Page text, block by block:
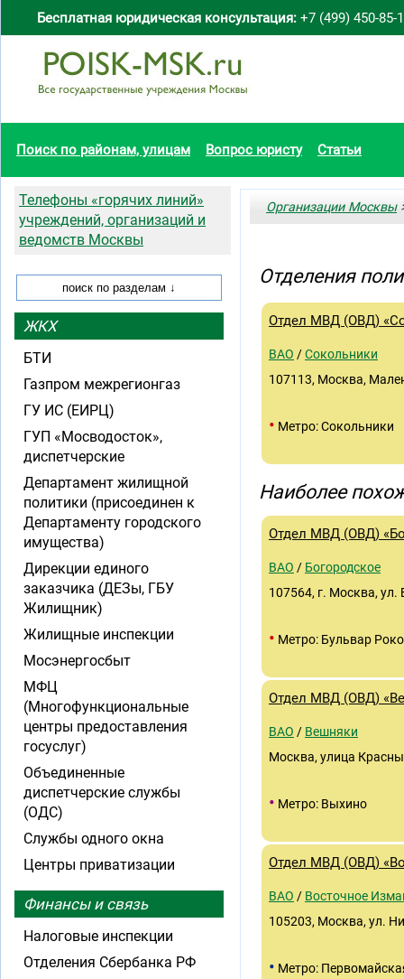
Бесплатная юридическая консультация: +7 (499) 450-85-
Поиск по районам, улицам Вопрос юристу Статьи
Организации Москвы
Отделения
Отдел МВД (ОВД)
ВАО /Сокольники
107113, Москва,
• Метро: Сокольники
Наиболее
Отдел МВД (ОВД)
ВАО / Богородское
107564, г. Москва, ул.
• Метро: Бульвар
Отдел МВД (ОВД)
ВАО / Вешняки
Москва, улица
• Метро: Выхино
Отдел МВД (ОВД)
ВАО / Восточное
105203, Москва, ул.
• Метро:
Телефоны «горячих линий»
учреждений, организаций и
ведомств Москвы
ЖКХ
БТИ
Газпром межрегионгаз
ГУ ИС (ЕИРЦ)
ГУП «Мосводосток»,
диспетчерские
Департамент жилищной
политики (присоединен к
Департаменту городского
имущества)
Дирекции единого
заказчика (ДЕЗы, ГБУ
Жилищник)
Жилищные инспекции
Мосэнергосбыт
МФЦ
(Многофункциональные
центры предоставления
госуслуг)
Объединенные
диспетчерские службы
(ОДС)
Службы одного окна
Центры приватизации
Финансы и связь
Налоговые инспекции
Отделения Сбербанка РФ